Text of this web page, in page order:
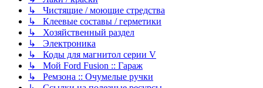
↳ Чистящие / моющие стредства
↳ Клеевые составы / герметики
↳ Хозяйственный раздел
↳ Электроника
↳ Коды для магнитол серии V
↳ Мой Ford Fusion :: Гараж
↳ Ремзона :: Очумелые ручки